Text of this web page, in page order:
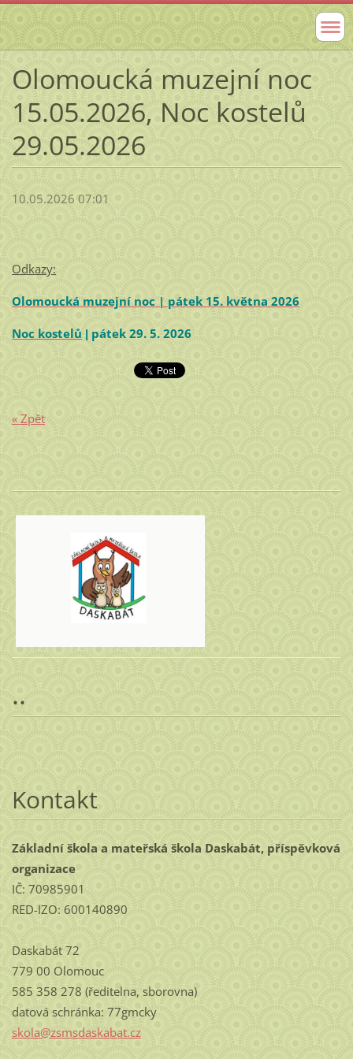
Olomoucká muzejní noc
15.05.2026, Noc kostelů
29.05.2026
10.05.2026 07:01
Odkazy:
Olomoucká muzejní noc | pátek 15. května 2026
Noc kostelů | pátek 29. 5. 2026
« Zpět
..
Kontakt
Základní škola a mateřská škola Daskabát, příspěvková
organizace
IČ: 70985901
RED-IZO: 600140890
Daskabát 72
779 00 Olomouc
585 358 278 (ředitelna, sborovna)
datová schránka: 77gmcky
skola@zsmsdaskabat.cz